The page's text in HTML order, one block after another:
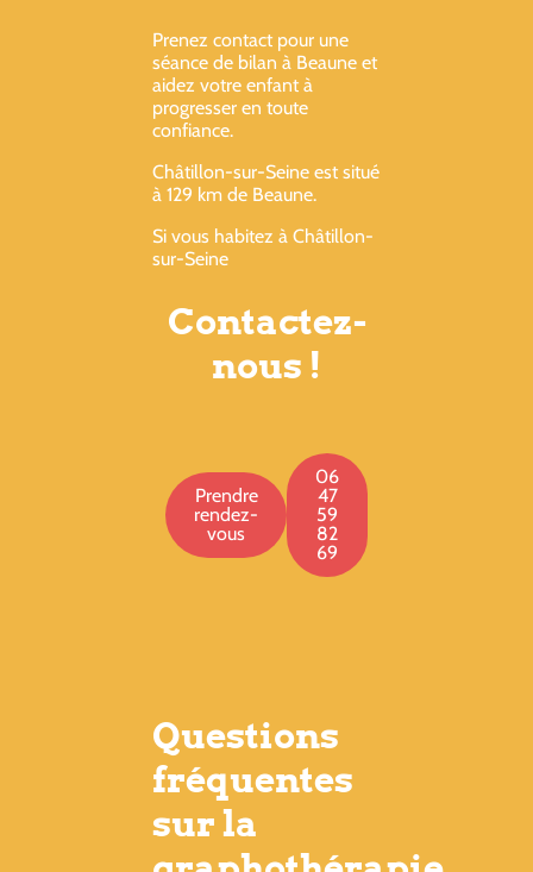
Prenez contact pour une
séance de bilan à Beaune et
aidez votre enfant à
progresser en toute
confiance.
Châtillon-sur-Seine est situé
à 129 km de Beaune.
Si vous habitez à Châtillon-
sur-Seine
Contactez-
nous !
Prendre
rendez-
vous
06
47
59
82
69
Questions
fréquentes
sur la